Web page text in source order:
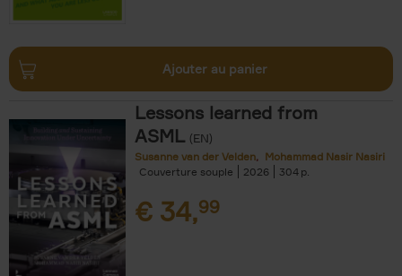
Ajouter au panier
Lessons learned from
ASML (EN)
Susanne van der Velden
Mohammad Nasir Nasiri
Couverture souple
2026 304
€ 34,99